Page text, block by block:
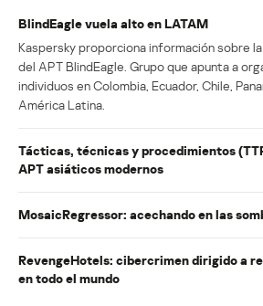
BlindEagle vuela alto en LATAM
Kaspersky proporciona información sobre
del APT BlindEagle. Grupo que apunta a
individuos en Colombia, Ecuador, Chile,
América Latina.
Tácticas, técnicas y procedimientos
APT asiáticos modernos
MosaicRegressor: acechando en las
RevengeHotels: cibercrimen dirigido a
en todo el mundo